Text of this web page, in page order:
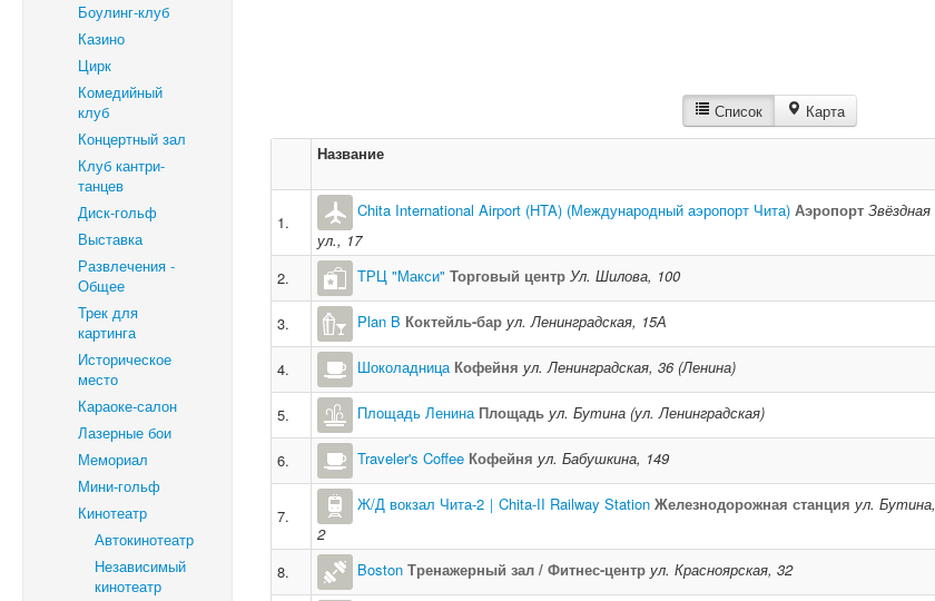
Боулинг-клуб
Казино
Цирк
Комедийный
клуб
Концертный зал
Клуб кантри-
танцев
Диск-гольф
Выставка
Развлечения -
Общее
Трек для
картинга
Историческое
место
Караоке-салон
Лазерные бои
Мемориал
Мини-гольф
Кинотеатр
Автокинотеатр
Независимый
кинотеатр
Список
Карта
Название
1.
Chita International Airport (HTA) (Международный аэропорт Чита) Аэропорт Звёздная
ул., 17
2. ТРЦ "Макси" Торговый центр Ул. Шилова, 100
3. Plan B Коктейль-бар ул. Ленинградская, 15А
4. Шоколадница Кофейня ул. Ленинградская, 36 (Ленина)
5. Площадь Ленина Площадь ул. Бутина (ул. Ленинградская)
6. Traveler's Coffee Кофейня ул. Бабушкина, 149
7.
Ж/Д вокзал Чита-2｜Chita-II Railway Station Железнодорожная станция ул. Бутина,
2
8. Boston Тренажерный зал / Фитнес-центр ул. Красноярская, 32